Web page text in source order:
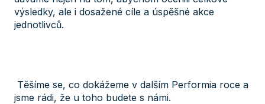
výsledky, ale i dosažené cíle a úspěšné akce
jednotlivců.
Těšíme se, co dokážeme v dalším Performia roce a
jsme rádi, že u toho budete s námi.